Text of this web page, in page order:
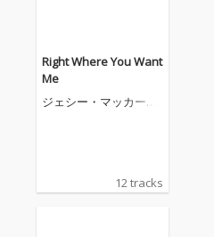
Right Where You Want
Me
ジェシー・マッカート
12 tracks